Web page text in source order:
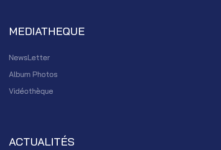
MEDIATHEQUE
NewsLetter
Album Photos
Vidéothèque
ACTUALITÉS